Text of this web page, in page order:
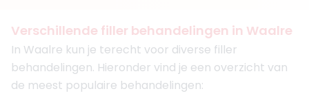
Verschillende filler behandelingen in Waalre
In Waalre kun je terecht voor diverse filler
behandelingen. Hieronder vind je een overzicht van
de meest populaire behandelingen: